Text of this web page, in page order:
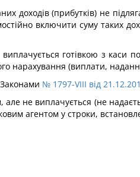
доходів (прибутків) не
включити суму таких
готівкою з каси
нарахування (виплати,
№ 1797-VIII від
не виплачується (не
агентом у строки,